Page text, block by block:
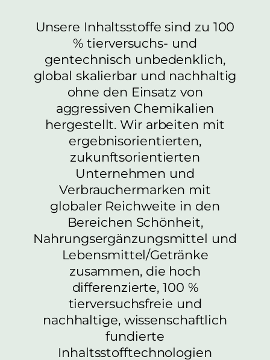
Unsere Inhaltsstoffe sind zu 100
% tierversuchs- und
gentechnisch unbedenklich,
global skalierbar und nachhaltig
ohne den Einsatz von
aggressiven Chemikalien
hergestellt. Wir arbeiten mit
ergebnisorientierten,
zukunftsorientierten
Unternehmen und
Verbrauchermarken mit
globaler Reichweite in den
Bereichen Schönheit,
Nahrungsergänzungsmittel und
Lebensmittel/Getränke
zusammen, die hoch
differenzierte, 100 %
tierversuchsfreie und
nachhaltige, wissenschaftlich
fundierte
Inhaltsstofftechnologien